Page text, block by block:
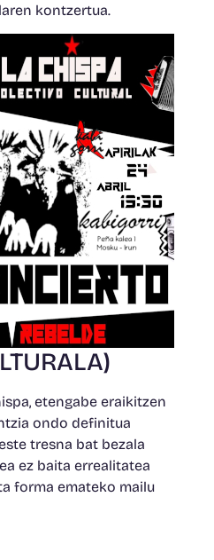
kontzertua.
etengabe eraikitzen
ondo definitua
tresna bat bezala
ez baita errealitatea
forma emateko mailu